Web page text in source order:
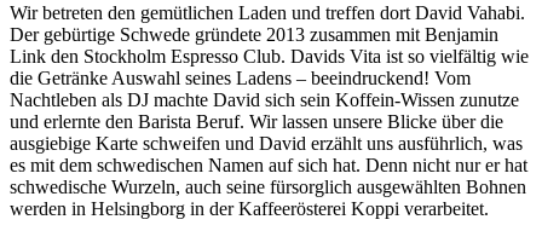
Wir betreten den gemütlichen Laden und treffen dort David Vahabi.
Der gebürtige Schwede gründete 2013 zusammen mit Benjamin
Link den Stockholm Espresso Club. Davids Vita ist so vielfältig wie
die Getränke Auswahl seines Ladens – beeindruckend! Vom
Nachtleben als DJ machte David sich sein Koffein-Wissen zunutze
und erlernte den Barista Beruf. Wir lassen unsere Blicke über die
ausgiebige Karte schweifen und David erzählt uns ausführlich, was
es mit dem schwedischen Namen auf sich hat. Denn nicht nur er hat
schwedische Wurzeln, auch seine fürsorglich ausgewählten Bohnen
werden in Helsingborg in der Kaffeerösterei Koppi verarbeitet.